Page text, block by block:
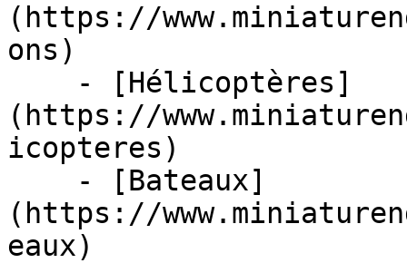
(https://
ons)
(https://
icopteres)
(https://
eaux)